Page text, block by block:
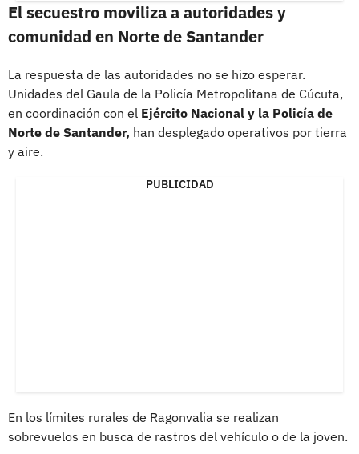
El secuestro moviliza a autoridades y
comunidad en Norte de Santander
La respuesta de las autoridades no se hizo esperar.
Unidades del Gaula de la Policía Metropolitana de Cúcuta,
en coordinación con el Ejército Nacional y la Policía de
Norte de Santander, han desplegado operativos por tierra
y aire.
PUBLICIDAD
En los límites rurales de Ragonvalia se realizan
sobrevuelos en busca de rastros del vehículo o de la joven.